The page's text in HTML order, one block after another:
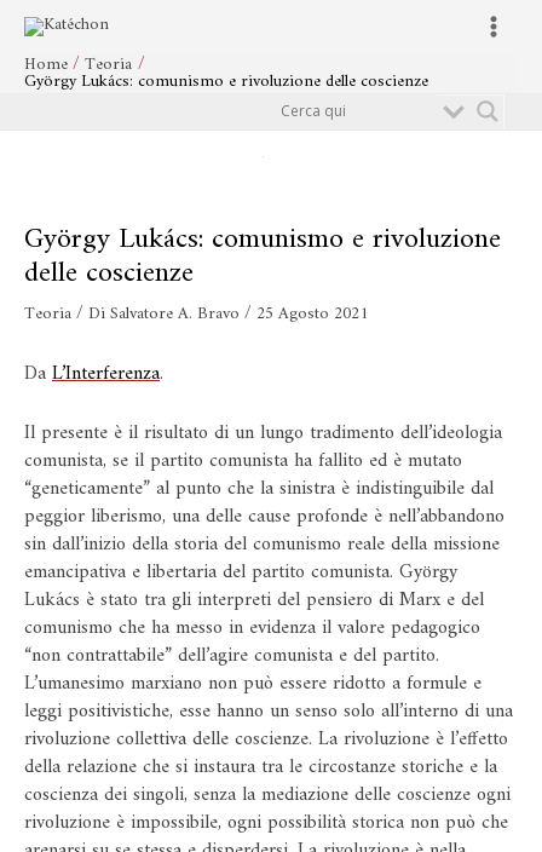
contenuto
Main
Home Teoria
György Lukács: comunismo e rivoluzione delle coscienze
György Lukács: comunismo e rivoluzione
delle coscienze
Teoria/ DiSalvatore A. Bravo / 25 Agosto 2021
DaL’Interferenza.
Il presente è il risultato di un lungo tradimento dell’ideologia
comunista, se il partito comunista ha fallito ed è mutato
“geneticamente” al punto che la sinistra è indistinguibile dal
peggior liberismo, una delle cause profonde è nell’abbandono
sin dall’inizio della storia del comunismo reale della missione
emancipativa e libertaria del partito comunista. György
Lukács è stato tra gli interpreti del pensiero di Marx e del
comunismo che ha messo in evidenza il valore pedagogico
“non contrattabile” dell’agire comunista e del partito.
L’umanesimo marxiano non può essere ridotto a formule e
leggi positivistiche, esse hanno un senso solo all’interno di una
rivoluzione collettiva delle coscienze. La rivoluzione è l’effetto
della relazione che si instaura tra le circostanze storiche e la
coscienza dei singoli, senza la mediazione delle coscienze ogni
rivoluzione è impossibile, ogni possibilità storica non può che
Navigazione
articoli